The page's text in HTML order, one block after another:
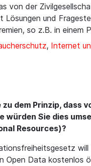
von der
Lösungen und
so z.B. in einem
, Internet
zu dem Prinzip,
würden Sie dies
Resources)?
Open Data kostenlos